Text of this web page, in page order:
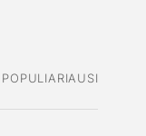
POPULIARIAUSI